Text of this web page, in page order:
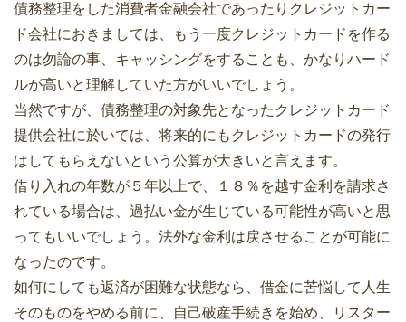
債務整理をした消費者金融会社であったりクレジットカー
ド会社におきましては、もう一度クレジットカードを作る
のは勿論の事、キャッシングをすることも、かなりハード
ルが高いと理解していた方がいいでしょう。
当然ですが、債務整理の対象先となったクレジットカード
提供会社に於いては、将来的にもクレジットカードの発行
はしてもらえないという公算が大きいと言えます。
借り入れの年数が５年以上で、１８％を越す金利を請求さ
れている場合は、過払い金が生じている可能性が高いと思
ってもいいでしょう。法外な金利は戻させることが可能に
なったのです。
如何にしても返済が困難な状態なら、借金に苦悩して人生
そのものをやめる前に、自己破産手続きを始め、リスター